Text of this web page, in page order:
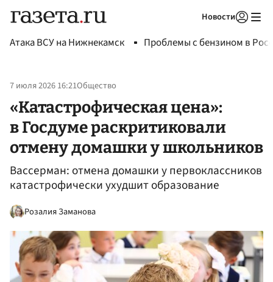
Новости
Атака ВСУ на Нижнекамск Проблемы с бензином в
7 июля 2026 16:21Общество
«Катастрофическая цена»:
в Госдуме раскритиковали
отмену домашки у школьников
Вассерман: отмена домашки у первоклассников
катастрофически ухудшит образование
Розалия Заманова